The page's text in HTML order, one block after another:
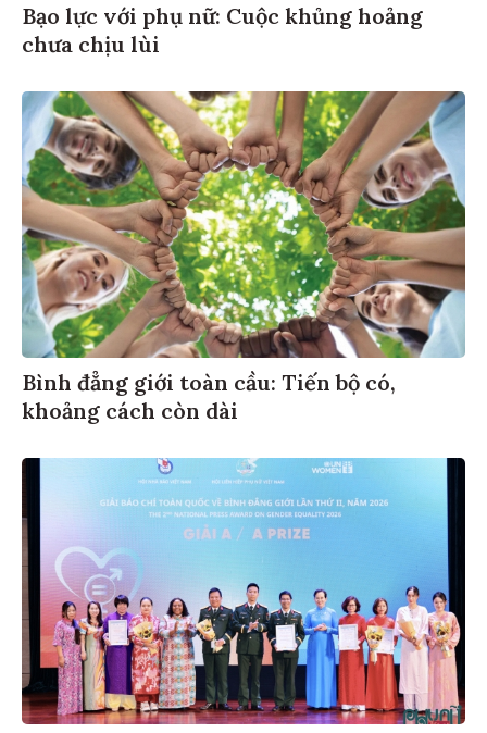
Bạo lực với phụ nữ: Cuộc khủng hoảng
chưa chịu lùi
Bình đẳng giới toàn cầu: Tiến bộ có,
khoảng cách còn dài